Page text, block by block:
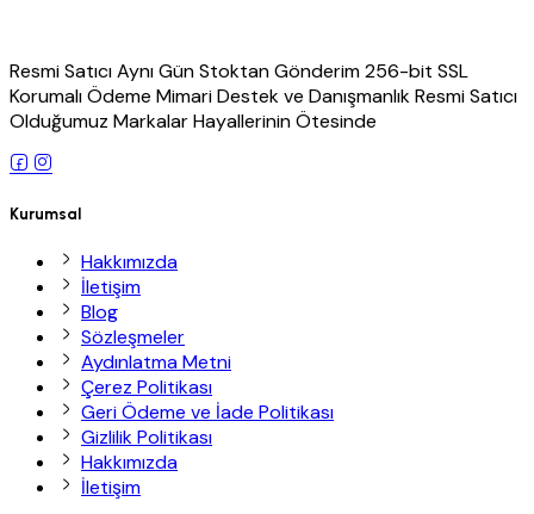
Resmi Satıcı Aynı Gün Stoktan Gönderim 256-bit SSL
Korumalı Ödeme Mimari Destek ve Danışmanlık Resmi Satıcı
Olduğumuz Markalar Hayallerinin Ötesinde
Kurumsal
Hakkımızda
İletişim
Blog
Sözleşmeler
Aydınlatma Metni
Çerez Politikası
Geri Ödeme ve İade Politikası
Gizlilik Politikası
Hakkımızda
İletişim